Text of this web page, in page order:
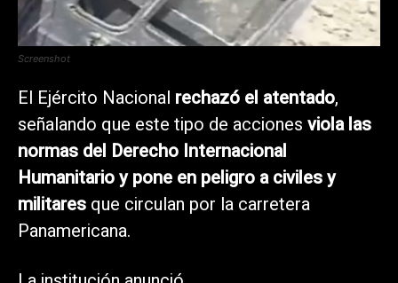
Screenshot
El Ejército Nacional rechazó el atentado,
señalando que este tipo de acciones viola las
normas del Derecho Internacional
Humanitario y pone en peligro a civiles y
militares que circulan por la carretera
Panamericana.